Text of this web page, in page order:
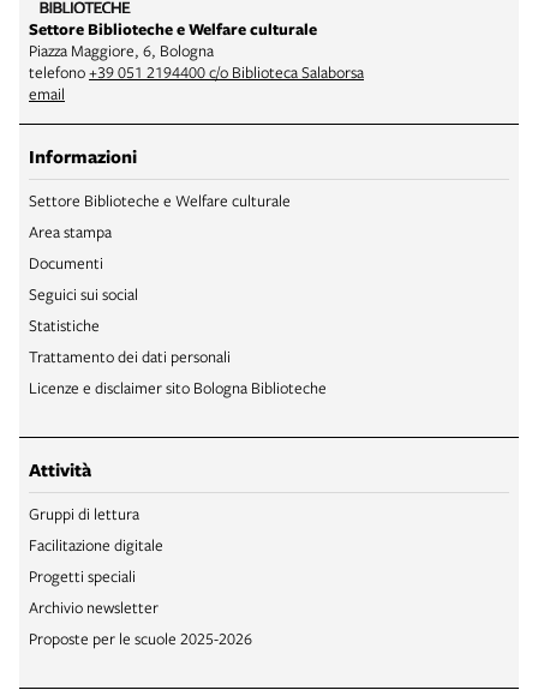
Settore Biblioteche e Welfare culturale
Piazza Maggiore, 6, Bologna
telefono+39 051 2194400 c/o Biblioteca Salaborsa
email
Informazioni
Settore Biblioteche e Welfare culturale
Area stampa
Documenti
Seguici sui social
Statistiche
Trattamento dei dati personali
Licenze e disclaimer sito Bologna Biblioteche
Attività
Gruppi di lettura
Facilitazione digitale
Progetti speciali
Archivio newsletter
Proposte per le scuole 2025-2026